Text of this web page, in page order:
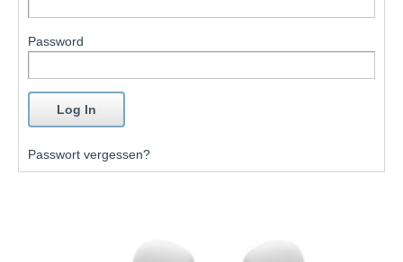
Password
Passwort vergessen?